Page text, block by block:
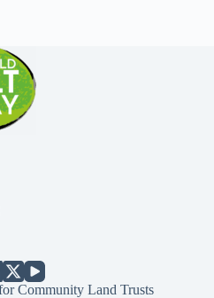
Community Land Trusts